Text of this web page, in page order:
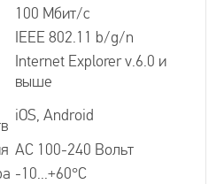
100 Мбит/с
IEEE 802.11 b/g/n
Internet Explorer v.6.0 и
выше
iOS, Android
АС 100-240 Вольт
-10...+60°С